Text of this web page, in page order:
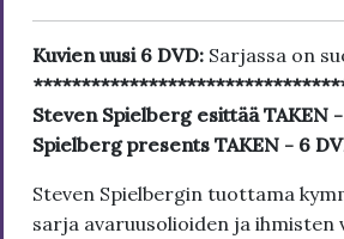
Kuvien uusi 6 DVD: Sarjassa on
Steven Spielberg esittää TAKEN
Spielberg presents TAKEN - 6
Ste­ven Spiel­ber­gin tuot­ta­ma
sar­ja ava­ruu­so­lioi­den ja